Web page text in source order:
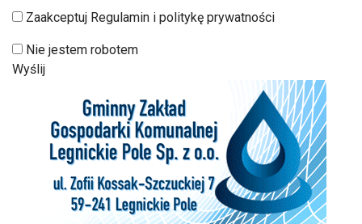
Zaakceptuj Regulamin i politykę prywatności
Nie jestem robotem
Wyślij